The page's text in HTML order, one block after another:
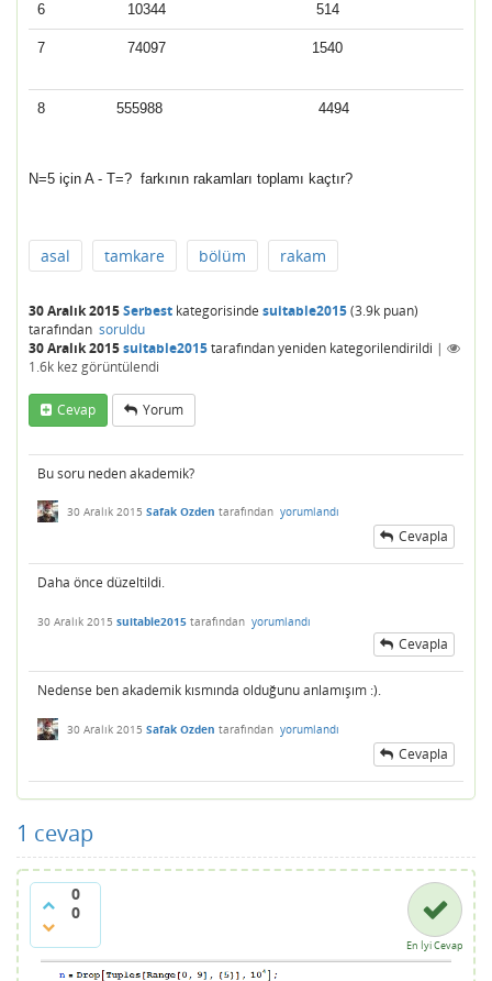
6 10344 514
7 74097 1540
8 555988 4494
N=5 için A - T=? farkının rakamları toplamı kaçtır?
asal tamkare bölüm rakam
30 Aralık 2015Serbest kategorisinde suitable2015(3.9k puan)
tarafından soruldu
30 Aralık 2015suitable2015tarafındanyeniden kategorilendirildi |
1.6k kez görüntülendi
Cevap Yorum
Bu soru neden akademik?
30 Aralık 2015 Safak Ozden tarafından yorumlandı
Cevapla
Daha önce düzeltildi.
30 Aralık 2015 suitable2015 tarafından yorumlandı
Cevapla
Nedense ben akademik kısmında olduğunu anlamışım :).
30 Aralık 2015 Safak Ozden tarafından yorumlandı
Cevapla
1 cevap
0
0
En İyi Cevap